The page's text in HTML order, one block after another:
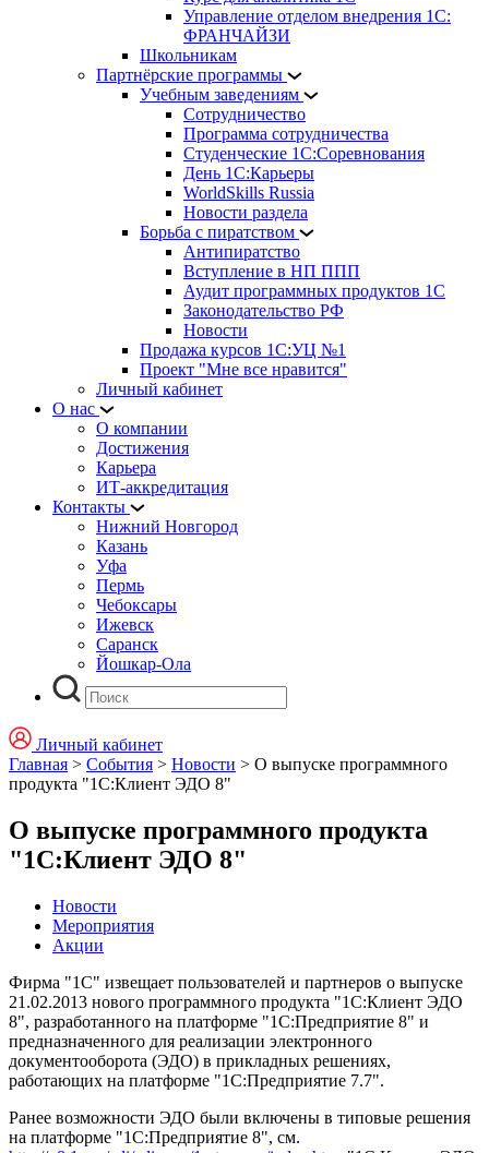
Управление отделом внедрения 1С:
ФРАНЧАЙЗИ
Школьникам
Партнёрские программы
Учебным заведениям
Сотрудничество
Программа сотрудничества
Студенческие 1С:Соревнования
День 1С:Карьеры
WorldSkills Russia
Новости раздела
Борьба с пиратством
Антипиратство
Вступление в НП ППП
Аудит программных продуктов 1С
Законодательство РФ
Новости
Продажа курсов 1С:УЦ №1
Проект "Мне все нравится"
Личный кабинет
О нас
О компании
Достижения
Карьера
ИТ-аккредитация
Контакты
Нижний Новгород
Казань
Уфа
Пермь
Чебоксары
Ижевск
Саранск
Йошкар-Ола
Личный кабинет
Главная > События > Новости > О выпуске программного
продукта "1С:Клиент ЭДО 8"
О выпуске программного продукта
"1С:Клиент ЭДО 8"
Новости
Мероприятия
Акции
Фирма "1С" извещает пользователей и партнеров о выпуске
21.02.2013 нового программного продукта "1С:Клиент ЭДО
8", разработанного на платформе "1С:Предприятие 8" и
предназначенного для реализации электронного
документооборота (ЭДО) в прикладных решениях,
работающих на платформе "1С:Предприятие 7.7".
Ранее возможности ЭДО были включены в типовые решения
на платформе "1С:Предприятие 8", см.